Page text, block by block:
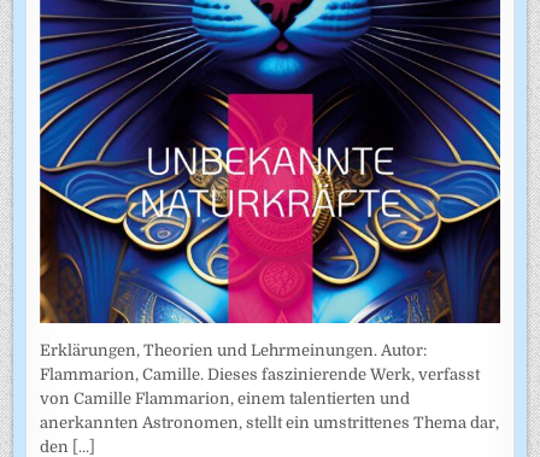
Erklärungen, Theorien und Lehrmeinungen. Autor:
Flammarion, Camille. Dieses faszinierende Werk, verfasst
von Camille Flammarion, einem talentierten und
anerkannten Astronomen, stellt ein umstrittenes Thema dar,
den [...]